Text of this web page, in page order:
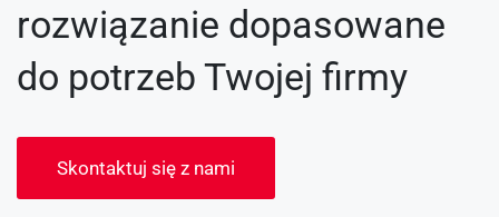
rozwiązanie dopasowane
do potrzeb Twojej firmy
Skontaktuj się z nami